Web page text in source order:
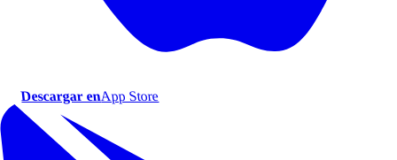
Descargar enApp Store